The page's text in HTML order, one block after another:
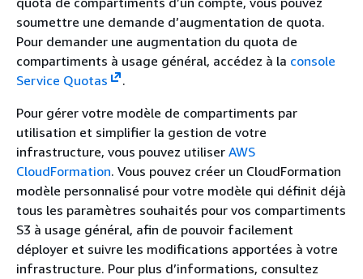
soumettre une demande d’augmentation de quota.
Pour demander une augmentation du quota de
compartiments à usage général, accédez à la console
Service Quotas
.
Pour gérer votre modèle de compartiments par
utilisation et simplifier la gestion de votre
infrastructure, vous pouvez utiliser AWS
CloudFormation. Vous pouvez créer un CloudFormation
modèle personnalisé pour votre modèle qui définit déjà
tous les paramètres souhaités pour vos compartiments
S3 à usage général, afin de pouvoir facilement
déployer et suivre les modifications apportées à votre
infrastructure. Pour plus d’informations, consultez